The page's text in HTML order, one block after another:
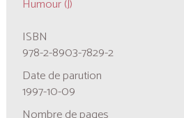
Humour (J)
ISBN
978-2-8903-7829-2
Date de parution
1997-10-09